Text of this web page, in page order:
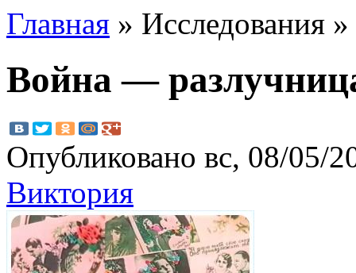
Главная » Исследования »
Война —
Опубликовано вс, 08/05/
Виктория